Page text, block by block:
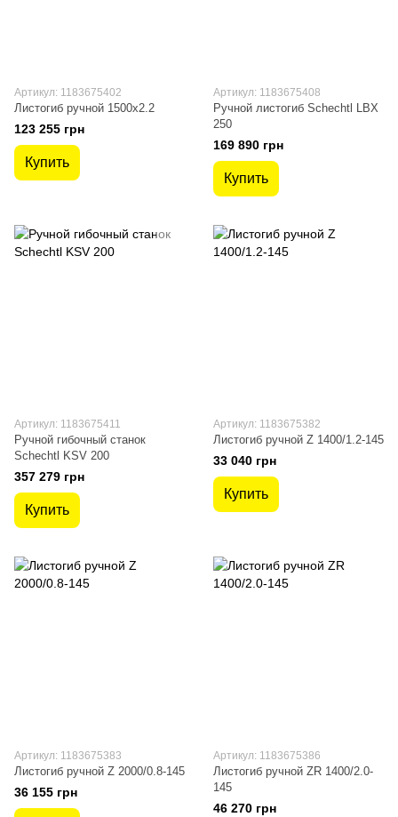
Артикул: 1183675402
Листогиб ручной 1500х2.2
123 255 грн
Купить
Артикул: 1183675408
Ручной листогиб Schechtl LBX
250
169 890 грн
Купить
Артикул: 1183675411
Ручной гибочный станок
Schechtl KSV 200
357 279 грн
Купить
Артикул: 1183675382
Листогиб ручной Z 1400/1.2-145
33 040 грн
Купить
Артикул: 1183675383
Листогиб ручной Z 2000/0.8-145
36 155 грн
Артикул: 1183675386
Листогиб ручной ZR 1400/2.0-
145
46 270 грн